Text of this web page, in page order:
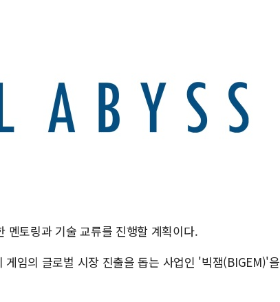
멘토링과 기술 교류를 진행할 계획이다.
임의 글로벌 시장 진출을 돕는 사업인 '빅잼(BIGEM)'을